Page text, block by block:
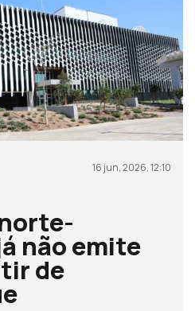
16 jun, 2026, 12:10
não emite
de